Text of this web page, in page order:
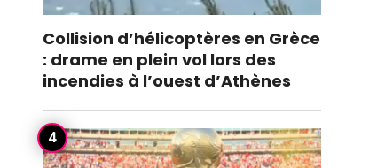
Collision d’hélicoptères en Grèce
: drame en plein vol lors des
incendies à l’ouest d’Athènes